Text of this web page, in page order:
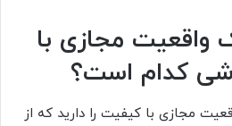
واقعیت مجازی با
کدام است؟
مجازی با کیفیت را دارید که از